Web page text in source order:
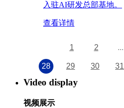
入驻AI研发总部基地。
查看详情
1 2 ...
28 29 30 31
Video display
视频展示